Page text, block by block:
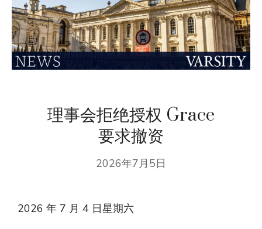
理事会拒绝授权 Grace
要求撤资
2026年7月5日
2026 年 7 月 4 日星期六